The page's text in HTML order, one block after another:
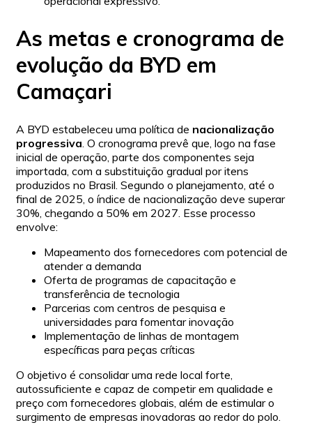
As metas e cronograma de
evolução da BYD em
Camaçari
A BYD estabeleceu uma política de nacionalização
progressiva. O cronograma prevê que, logo na fase
inicial de operação, parte dos componentes seja
importada, com a substituição gradual por itens
produzidos no Brasil. Segundo o planejamento, até o
final de 2025, o índice de nacionalização deve superar
30%, chegando a 50% em 2027. Esse processo
envolve:
Mapeamento dos fornecedores com potencial de
atender a demanda
Oferta de programas de capacitação e
transferência de tecnologia
Parcerias com centros de pesquisa e
universidades para fomentar inovação
Implementação de linhas de montagem
específicas para peças críticas
O objetivo é consolidar uma rede local forte,
autossuficiente e capaz de competir em qualidade e
preço com fornecedores globais, além de estimular o
surgimento de empresas inovadoras ao redor do polo.